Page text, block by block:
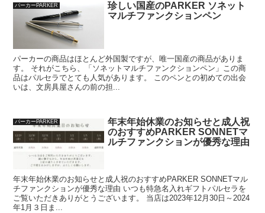
パーカーPARKER
珍しい国産のPARKER ソネット
マルチファンクションペン
パーカーの商品はほとんど外国製ですが、唯一国産の商品がありま
す。 それがこちら、「ソネットマルチファンクションペン」この商
品はパルセラでとても人気があります。 このペンとの初めての出会
いは、文房具屋さんの前の担...
パーカーPARKER
年末年始休業のお知らせと成人祝
のおすすめPARKER SONNETマ
ルチファンクションが優秀な理由
年末年始休業のお知らせと成人祝のおすすめPARKER SONNETマル
チファンクションが優秀な理由 いつも特急名入れギフトパルセラを
ご覧いただきありがとうございます。 当店は2023年12月30日～2024
年1月３日ま...